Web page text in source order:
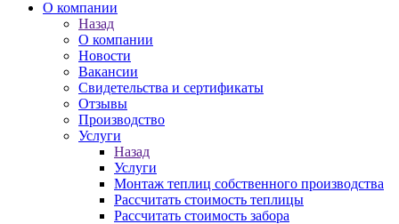
О компании
Назад
О компании
Новости
Вакансии
Свидетельства и сертификаты
Отзывы
Производство
Услуги
Назад
Услуги
Монтаж теплиц собственного производства
Рассчитать стоимость теплицы
Рассчитать стоимость забора